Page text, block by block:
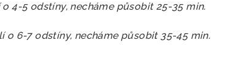
o 4-5 odstíny, necháme působit 25-35 min.
o 6-7 odstíny, necháme působit 35-45 min.